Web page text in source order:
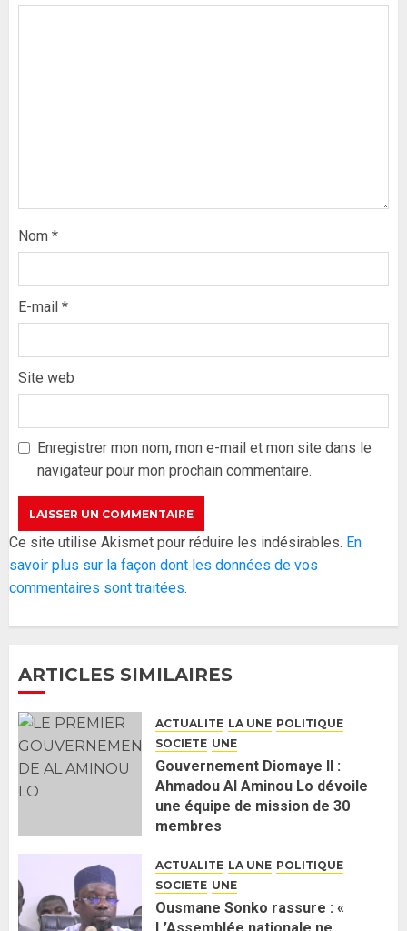
Nom *
E-mail *
Site web
Enregistrer mon nom, mon e-mail et mon site dans le
navigateur pour mon prochain commentaire.
Ce site utilise Akismet pour réduire les indésirables. En
savoir plus sur la façon dont les données de vos
commentaires sont traitées.
ARTICLES SIMILAIRES
ACTUALITE LA UNE POLITIQUE
SOCIETE UNE
Gouvernement Diomaye II :
Ahmadou Al Aminou Lo dévoile
une équipe de mission de 30
membres
ACTUALITE LA UNE POLITIQUE
SOCIETE UNE
Ousmane Sonko rassure : «
Formation du nouveau
ses lignes rouges et met en
garde ses responsables
26 MAI 2026 0
4
Réintégration de Sonko à
l’Assemblée nationale : Adji
Mergane Kanouté défend la
5
J’espère me tromper »
26 MAI 2026
1
Gouvernement Diomaye II :
une équipe de mission de 30
membres
2 JUIN 2026 0